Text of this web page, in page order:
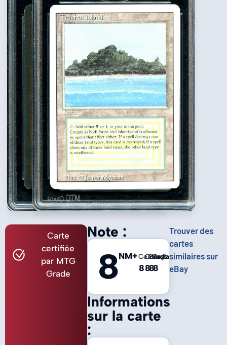
Carte
certifiée
par MTG
Grade
Informations
sur la carte
:
Note :
8NM+Centrage
8
Coins
8
Bords
8
Surface
8
Trouver des
cartes
similaires sur
eBay